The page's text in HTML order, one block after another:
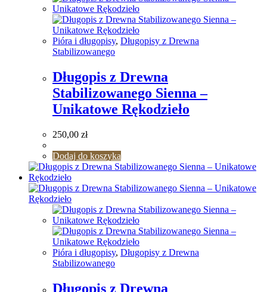
Pióra i długopisy, Długopisy z Drewna
Stabilizowanego
Długopis z Drewna
Stabilizowanego Sienna –
Unikatowe Rękodzieło
250,00 zł
Dodaj do koszyka
Pióra i długopisy, Długopisy z Drewna
Stabilizowanego
Długopis z Drewna